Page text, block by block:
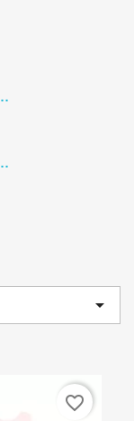

favorite_border